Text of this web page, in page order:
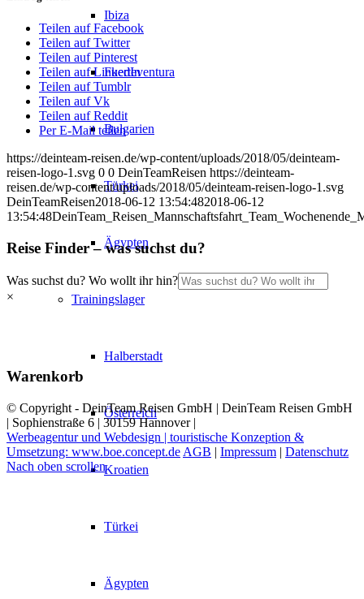
Ibiza
Fuerteventura
Bulgarien
Türkei
Ägypten
Trainingslager
Halberstadt
Österreich
Kroatien
Türkei
Ägypten
Teilen auf Facebook
Teilen auf Twitter
Teilen auf Pinterest
Teilen auf LinkedIn
Teilen auf Tumblr
Teilen auf Vk
Teilen auf Reddit
Per E-Mail teilen
https://deinteam-reisen.de/wp-content/uploads/2018/05/deinteam-
reisen-logo-1.svg 0 0 DeinTeamReisen https://deinteam-
reisen.de/wp-content/uploads/2018/05/deinteam-reisen-logo-1.svg
DeinTeamReisen2018-06-12 13:54:482018-06-12
13:54:48
Reise Finder – was suchst du?
Was suchst du? Wo wollt ihr hin?
×
Warenkorb
© Copyright - DeinTeam Reisen GmbH | DeinTeam Reisen GmbH
| Sophienstraße 6 | 30159 Hannover |
Werbeagentur und Webdesign | touristische Konzeption &
Umsetzung: www.boe.concept.de AGB | Impressum | Datenschutz
Nach oben scrollen